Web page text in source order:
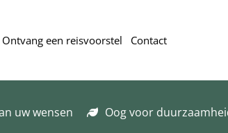
Ontvang een reisvoorstel Contact
uw wensen Oog voor